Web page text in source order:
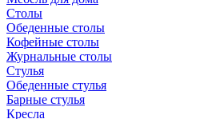
Столы
Обеденные столы
Кофейные столы
Журнальные столы
Стулья
Обеденные стулья
Барные стулья
Кресла